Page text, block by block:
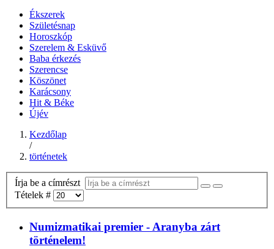
Ékszerek
Születésnap
Horoszkóp
Szerelem & Esküvő
Baba érkezés
Szerencse
Köszönet
Karácsony
Hit & Béke
Újév
Kezdőlap
/
történetek
Írja be a címrészt
Tételek #
Numizmatikai premier - Aranyba zárt
történelem!